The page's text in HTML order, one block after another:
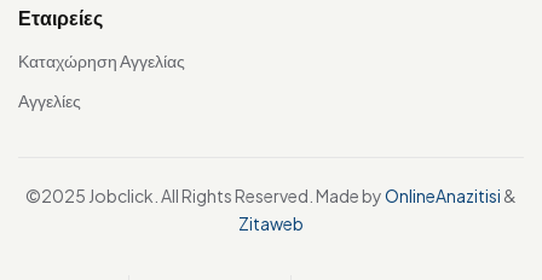
Εταιρείες
Καταχώρηση Αγγελίας
Αγγελίες
©2025 Jobclick. All Rights Reserved. Made byOnlineAnazitisi &
Zitaweb